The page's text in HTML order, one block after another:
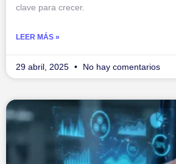
clave para crecer.
LEER MÁS »
29 abril, 2025 No hay comentarios